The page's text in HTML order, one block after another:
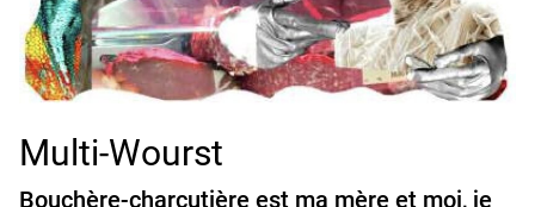
Multi-Wourst
Bouchère-charcutière est ma mère et moi, je